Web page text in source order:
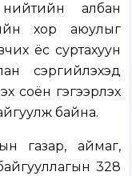
албан
хор аюулыг
ёс суртахуун
сэргийлэхэд
соён гэгээрүүлэх
байна.
газар, аймаг,
328